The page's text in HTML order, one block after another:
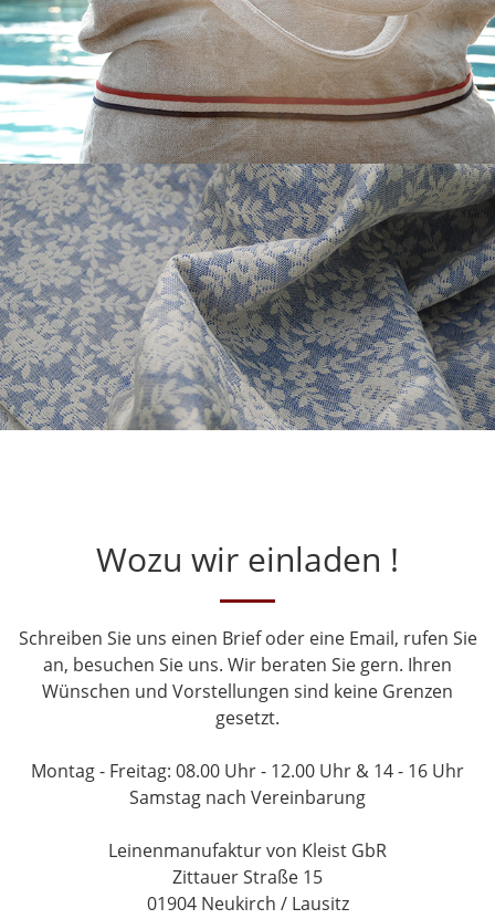
Wozu wir einladen !
Schreiben Sie uns einen Brief oder eine Email, rufen Sie
an, besuchen Sie uns. Wir beraten Sie gern. Ihren
Wünschen und Vorstellungen sind keine Grenzen
gesetzt.
Montag - Freitag: 08.00 Uhr - 12.00 Uhr & 14 - 16 Uhr
Samstag nach Vereinbarung
Leinenmanufaktur von Kleist GbR
Zittauer Straße 15
01904 Neukirch / Lausitz